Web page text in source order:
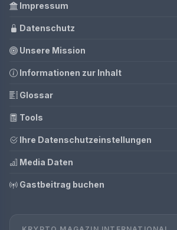
Impressum
Datenschutz
Unsere Mission
Informationen zur Inhalt
Glossar
Tools
Ihre Datenschutzeinstellungen
Media Daten
Gastbeitrag buchen